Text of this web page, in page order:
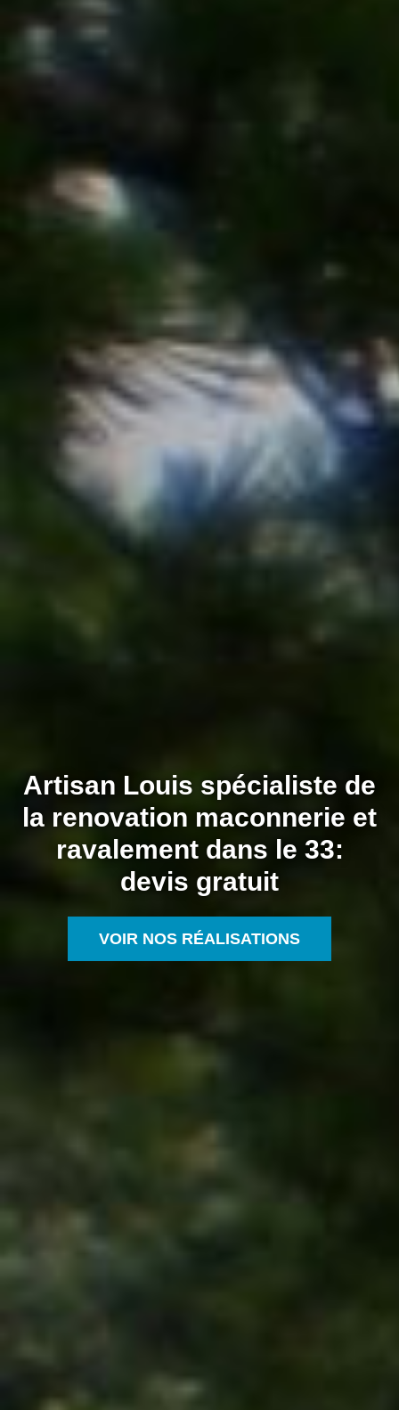
Artisan Louis spécialiste de
la renovation maconnerie et
ravalement dans le 33:
devis gratuit
VOIR NOS RÉALISATIONS